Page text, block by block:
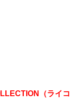
（ライコ